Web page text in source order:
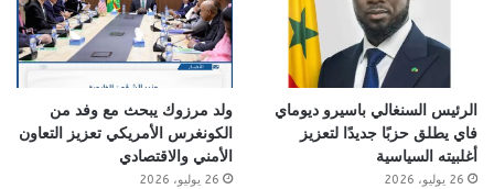
الرئيس السنغالي باسيرو ديوماي
فاي يطلق حزبًا جديدًا لتعزيز
أغلبيته السياسية
26 يوليو، 2026
ولد مرزوك يبحث مع وفد من
الكونغرس الأمريكي تعزيز التعاون
الأمني والاقتصادي
26 يوليو، 2026